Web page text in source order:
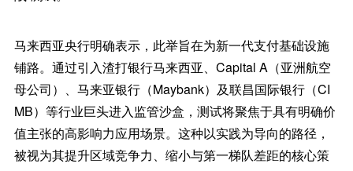
马来西亚央行明确表示，此举旨在为新一代支付基础设施
铺路。通过引入渣打银行马来西亚、Capital A（亚洲航空
母公司）、马来亚银行（Maybank）及联昌国际银行（CI
MB）等行业巨头进入监管沙盒，测试将聚焦于具有明确价
值主张的高影响力应用场景。这种以实践为导向的路径，
被视为其提升区域竞争力、缩小与第一梯队差距的核心策